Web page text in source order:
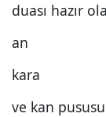
duası hazır
an
kara
ve kan